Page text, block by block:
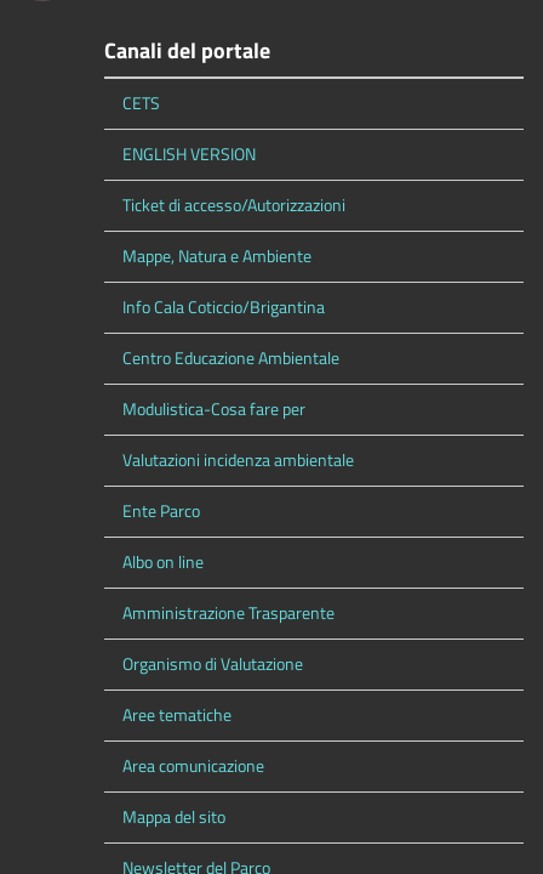
Canali del portale
CETS
ENGLISH VERSION
Ticket di accesso/Autorizzazioni
Mappe, Natura e Ambiente
Info Cala Coticcio/Brigantina
Centro Educazione Ambientale
Modulistica-Cosa fare per
Valutazioni incidenza ambientale
Ente Parco
Albo on line
Amministrazione Trasparente
Organismo di Valutazione
Aree tematiche
Area comunicazione
Mappa del sito
Newsletter del Parco